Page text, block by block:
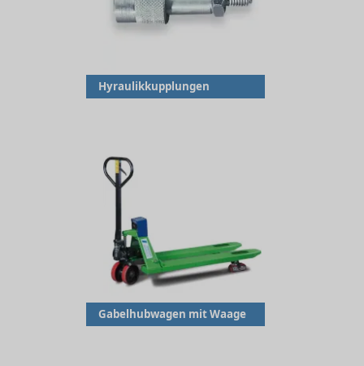
Hyraulikkupplungen
Gabelhubwagen mit Waage